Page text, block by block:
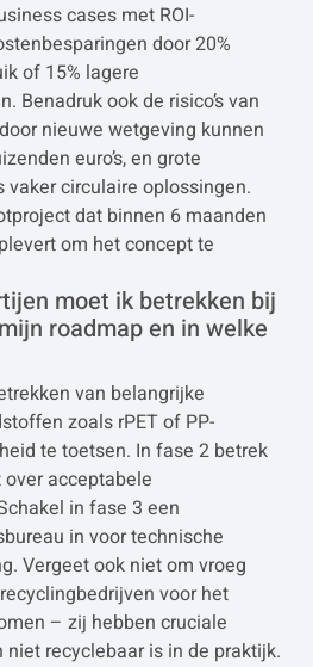
cases met ROI-
door 20%
of 15% lagere
Benadruk ook de risico’s van
nieuwe wetgeving kunnen
euro’s, en grote
circulaire oplossingen.
dat binnen 6 maanden
om het concept te
moet ik betrekken bij
roadmap en in welke
van belangrijke
zoals rPET of PP-
te toetsen. In fase 2 betrek
acceptabele
in fase 3 een
in voor technische
Vergeet ook niet om vroeg
voor het
– zij hebben cruciale
recyclebaar is in de praktijk.